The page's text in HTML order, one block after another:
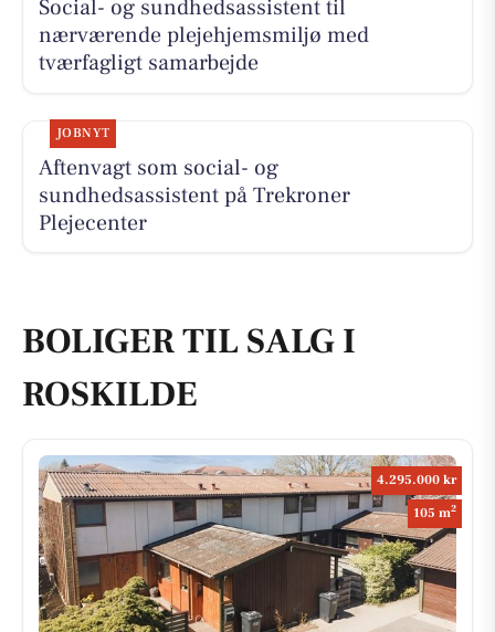
Social- og sundhedsassistent til
nærværende plejehjemsmiljø med
tværfagligt samarbejde
JOBNYT
Aftenvagt som social- og
sundhedsassistent på Trekroner
Plejecenter
BOLIGER TIL SALG I
ROSKILDE
4.295.000 kr
105 m2